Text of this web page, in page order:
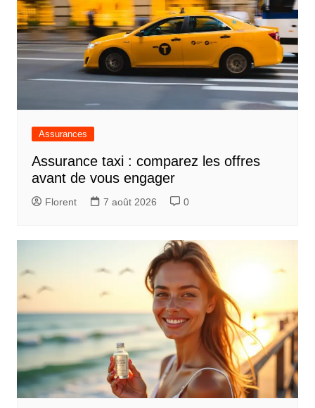
Assurances
Assurance taxi : comparez les offres
avant de vous engager
Florent 7 août 2026 0